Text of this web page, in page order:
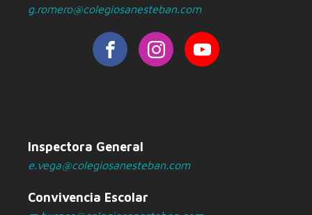
g.romero@colegiosanesteban.com
Inspectora General
e.vega@colegiosanesteban.com
Convivencia Escolar